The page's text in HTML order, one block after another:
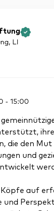
, LI
- 15:00
die den
und
auf
und